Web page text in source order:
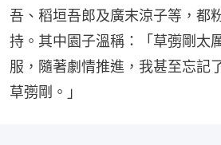
吾、稻垣吾郎及廣末涼子等，都
持。其中園子溫稱：「草彅剛太
服，隨著劇情推進，我甚至忘記
草彅剛。」